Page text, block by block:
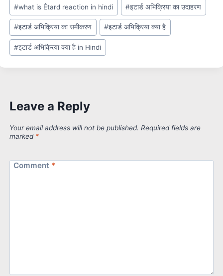
#what is Étard reaction in hindi #इटार्ड अभिक्रिया का उदाहरण
#इटार्ड अभिक्रिया का समीकरण #इटार्ड अभिक्रिया क्या है
#इटार्ड अभिक्रिया क्या है in Hindi
Leave a Reply
Your email address will not be published. Required fields are
marked *
Comment *